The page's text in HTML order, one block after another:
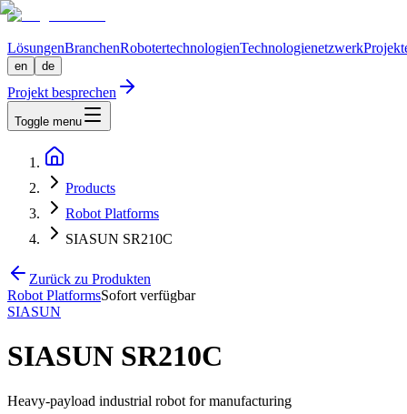
LösungenBranchenRobotertechnologienTechnologienetzwerk
en de
Projekt besprechen
Toggle menu
Products
Robot Platforms
SIASUN SR210C
Zurück zu Produkten
Robot PlatformsSofort verfügbar
SIASUN
SIASUN SR210C
Heavy-payload industrial robot for manufacturing